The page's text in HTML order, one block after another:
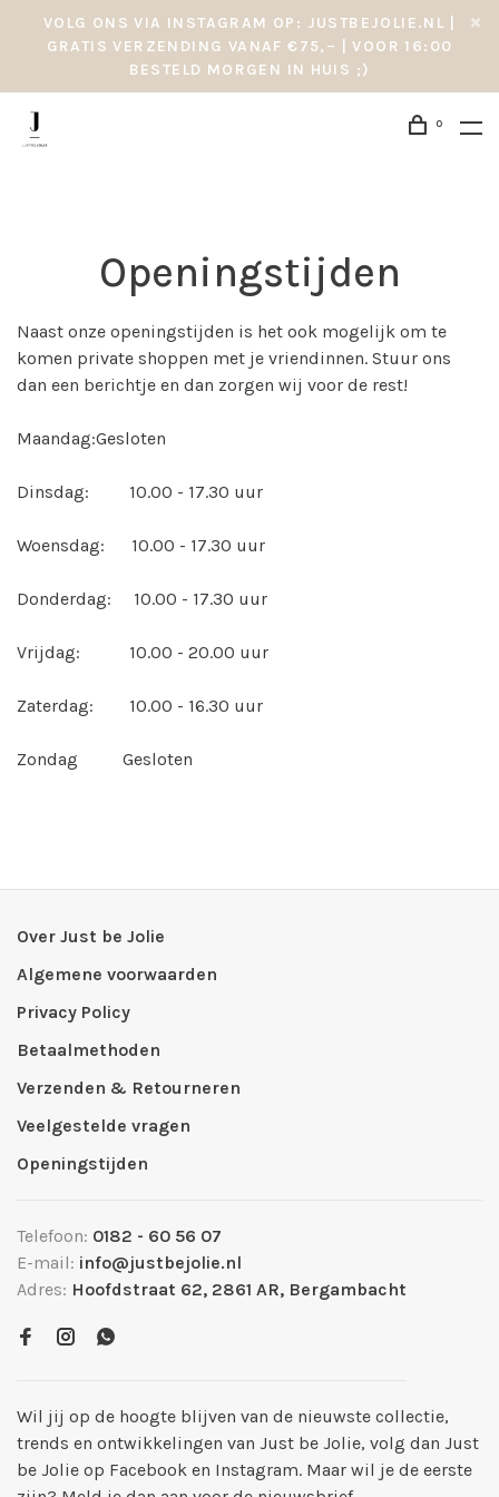
VOLG ONS VIA INSTAGRAM OP: JUSTBEJOLIE.NL |
GRATIS VERZENDING VANAF €75,– | VOOR 16:00
BESTELD MORGEN IN HUIS ;)
0
Openingstijden
Naast onze openingstijden is het ook mogelijk om te
komen private shoppen met je vriendinnen. Stuur ons
dan een berichtje en dan zorgen wij voor de rest!
Maandag:Gesloten
Dinsdag: 10.00 - 17.30 uur
Woensdag: 10.00 - 17.30 uur
Donderdag: 10.00 - 17.30 uur
Vrijdag: 10.00 - 20.00 uur
Zaterdag: 10.00 - 16.30 uur
Zondag Gesloten
Over Just be Jolie
Algemene voorwaarden
Privacy Policy
Betaalmethoden
Verzenden & Retourneren
Veelgestelde vragen
Openingstijden
Telefoon: 0182 - 60 56 07
E-mail: info@justbejolie.nl
Adres: Hoofdstraat 62, 2861 AR, Bergambacht
Wil jij op de hoogte blijven van de nieuwste collectie,
trends en ontwikkelingen van Just be Jolie, volg dan Just
be Jolie op Facebook en Instagram. Maar wil je de eerste